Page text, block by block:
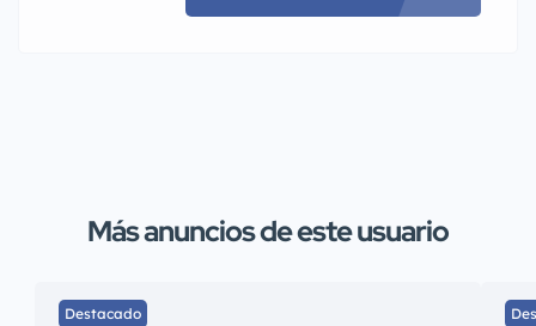
Más anuncios de este usuario
Destacado